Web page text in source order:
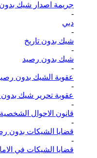
جريمة اصدار شيك
-
دبي
-
شيك بدون تاريخ
-
شيك بدون رصيد
-
عقوبة الشيك بدون
-
عقوبة تحرير شيك
-
قانون الاحوال الشخصية
-
قضايا الشيكات بدون
-
قضايا الشيكات في